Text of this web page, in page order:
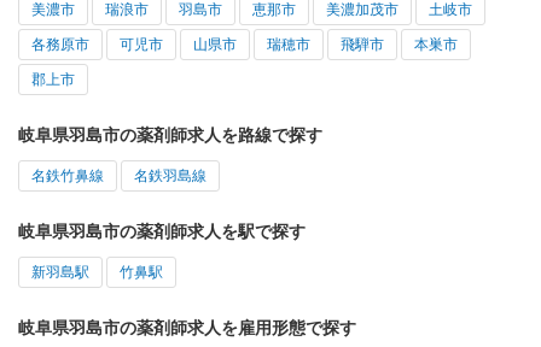
美濃市 瑞浪市 羽島市 恵那市 美濃加茂市 土岐市
各務原市 可児市 山県市 瑞穂市 飛騨市 本巣市
郡上市
岐阜県羽島市の薬剤師求人を路線で探す
名鉄竹鼻線 名鉄羽島線
岐阜県羽島市の薬剤師求人を駅で探す
新羽島駅 竹鼻駅
岐阜県羽島市の薬剤師求人を雇用形態で探す